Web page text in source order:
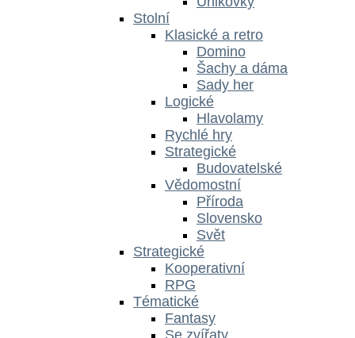
Stolní
Klasické a retro
Domino
Šachy a dáma
Sady her
Logické
Hlavolamy
Rychlé hry
Strategické
Budovatelské
Vědomostní
Příroda
Slovensko
Svět
Strategické
Kooperativní
RPG
Tématické
Fantasy
Se zvířaty